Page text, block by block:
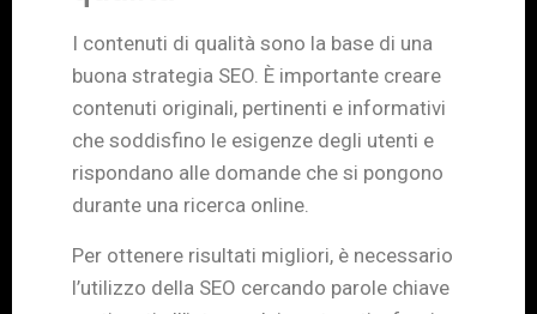
I contenuti di qualità sono la base di una
buona strategia SEO. È importante creare
contenuti originali, pertinenti e informativi
che soddisfino le esigenze degli utenti e
rispondano alle domande che si pongono
durante una ricerca online.
Per ottenere risultati migliori, è necessario
l’utilizzo della SEO cercando parole chiave